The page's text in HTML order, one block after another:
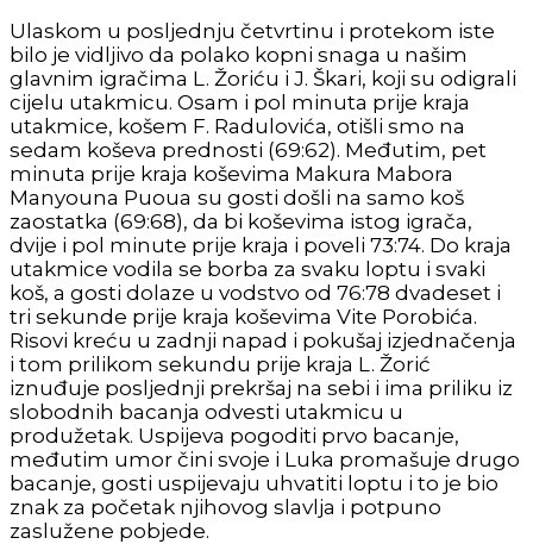
Ulaskom u posljednju četvrtinu i protekom iste
bilo je vidljivo da polako kopni snaga u našim
glavnim igračima L. Žoriću i J. Škari, koji su odigrali
cijelu utakmicu. Osam i pol minuta prije kraja
utakmice, košem F. Radulovića, otišli smo na
sedam koševa prednosti (69:62). Međutim, pet
minuta prije kraja koševima Makura Mabora
Manyouna Puoua su gosti došli na samo koš
zaostatka (69:68), da bi koševima istog igrača,
dvije i pol minute prije kraja i poveli 73:74. Do kraja
utakmice vodila se borba za svaku loptu i svaki
koš, a gosti dolaze u vodstvo od 76:78 dvadeset i
tri sekunde prije kraja koševima Vite Porobića.
Risovi kreću u zadnji napad i pokušaj izjednačenja
i tom prilikom sekundu prije kraja L. Žorić
iznuđuje posljednji prekršaj na sebi i ima priliku iz
slobodnih bacanja odvesti utakmicu u
produžetak. Uspijeva pogoditi prvo bacanje,
međutim umor čini svoje i Luka promašuje drugo
bacanje, gosti uspijevaju uhvatiti loptu i to je bio
znak za početak njihovog slavlja i potpuno
zaslužene pobjede.